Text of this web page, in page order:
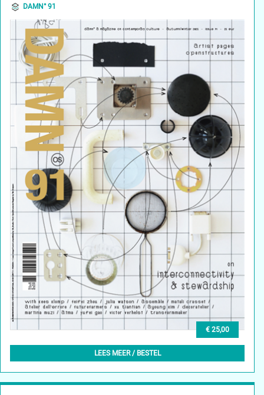
DAMN° 91
€ 25,00
DAMN° 91 - AUTUMN/WINTER 2025
LEES MEER / BESTEL